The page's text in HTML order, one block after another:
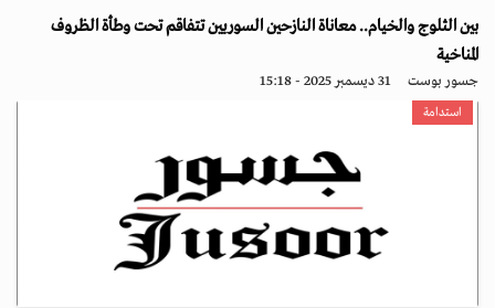
بين الثلوج والخيام.. معاناة النازحين السوريين تتفاقم تحت وطأة الظروف
المناخية
جسور بوست 31 ديسمبر 2025 - 15:18
استدامة